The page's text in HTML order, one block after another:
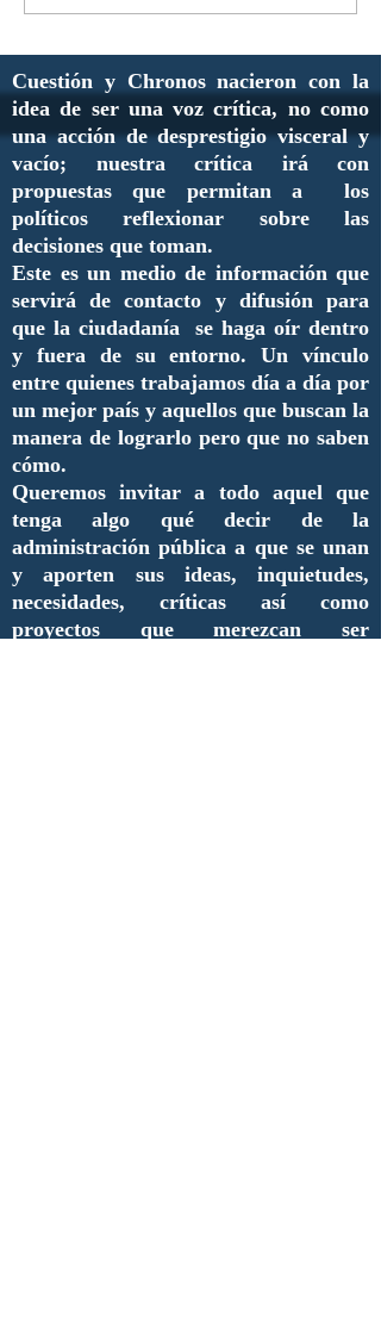
Cuestión y Chronos nacieron con la
idea de ser una voz crítica, no como
una acción de desprestigio visceral y
vacío; nuestra crítica irá con
propuestas que permitan a los
políticos reflexionar sobre las
decisiones que toman.
Este es un medio de información que
servirá de contacto y difusión para
que la ciudadanía se haga oír dentro
y fuera de su entorno. Un vínculo
entre quienes trabajamos día a día por
un mejor país y aquellos que buscan la
manera de lograrlo pero que no saben
cómo.
Queremos invitar a todo aquel que
tenga algo qué decir de la
administración pública a que se unan
y aporten sus ideas, inquietudes,
necesidades, críticas así como
proyectos que merezcan ser